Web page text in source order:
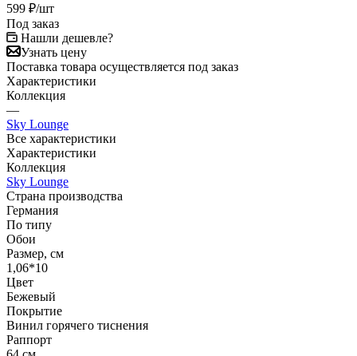
599 ₽/шт
Под заказ
Нашли дешевле?
Узнать цену
Поставка товара осуществляется под заказ
Характеристики
Коллекция
—
Sky Lounge
Все характеристики
Характеристики
Коллекция
Sky Lounge
Страна производства
Германия
По типу
Обои
Размер, см
1,06*10
Цвет
Бежевый
Покрытие
Винил горячего тиснения
Раппорт